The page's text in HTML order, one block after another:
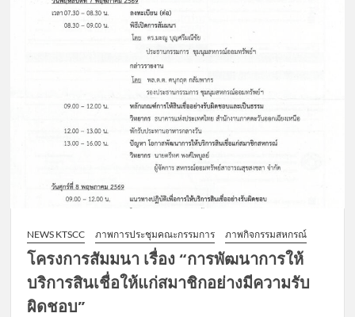
NEWS KTSCC ภาพการประชุมคณะกรรมการ ภาพกิจกรรมสหกรณ์
โครงการสัมมนา เรื่อง “การพัฒนาการให้
บริการสินเชื่อให้แก่สมาชิกอย่างมีความรับ
ผิดชอบ”